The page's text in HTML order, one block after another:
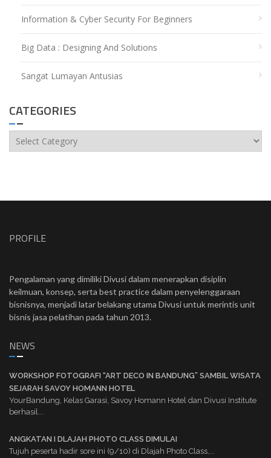
Information & Cyber Security For Beginners
Big Data : Designing And Solutions
Sangat Lumayan Antusias
CATEGORIES
Categories
PROFILE
Pengalaman yang dimiliki Divusi dalam menerapkan disiplin
keilmuan, konsep, serta best practice dalam penyelenggaraan
bisnisnya, menjadi latar belakang utama Divusi untuk merintis unit
bisnis jasa pelatihan pada tahun 2013.
NEWS
WORKSHOP FOTOGRAFI “ART DECO IN BANDUNG” SAMBIL WISATA
SEJARAH SAVOY HOMANN HOTEL
YourBandung, Kelas Garasi, Savoy Homann Hotel dan Divusi Institute
berhasil...
ANGKATAN I DLAJAH PHOTO CLASS DIMULAI
Tujuh peserta hadir sore ini (9/10) di Dlajah Photo Class,...